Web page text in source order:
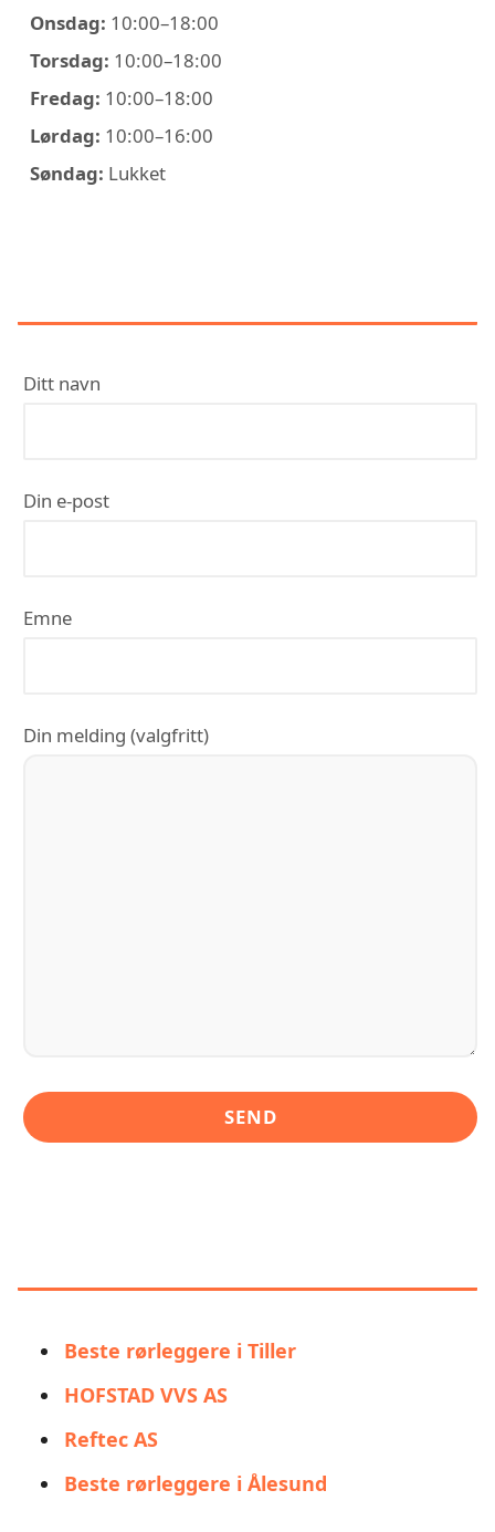
Onsdag: 10:00–18:00
Torsdag: 10:00–18:00
Fredag: 10:00–18:00
Lørdag: 10:00–16:00
Søndag: Lukket
Ditt navn
Din e-post
Emne
Din melding (valgfritt)
Beste rørleggere i Tiller
HOFSTAD VVS AS
Reftec AS
Beste rørleggere i Ålesund